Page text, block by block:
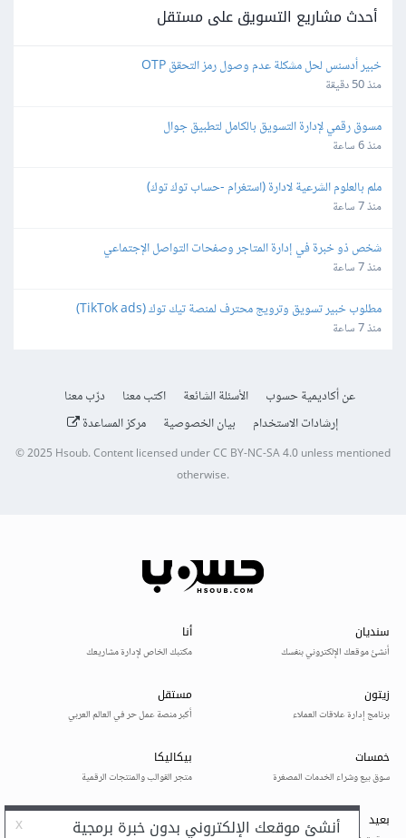
أحدث مشاريع التسويق على مستقل
خبير أدسنس لحل مشكلة عدم وصول رمز التحقق OTP
منذ 50 دقيقة
مسوق رقمي لإدارة التسويق بالكامل لتطبيق جوال
منذ 6 ساعة
ملم بالعلوم الشرعية لادارة (استغرام -حساب توك توك)
منذ 7 ساعة
شخص ذو خبرة في إدارة المتاجر وصفحات التواصل الإجتماعي
منذ 7 ساعة
مطلوب خبير تسويق وترويج محترف لمنصة تيك توك (TikTok ads)
منذ 7 ساعة
عن أكاديمية حسوب الأسئلة الشائعة اكتب معنا
درّب معنا
إرشادات الاستخدام
بيان الخصوصية مركز المساعدة
© 2025 Hsoub.Content licensed underCC BY-NC-SA 4.0unless mentioned
otherwise.